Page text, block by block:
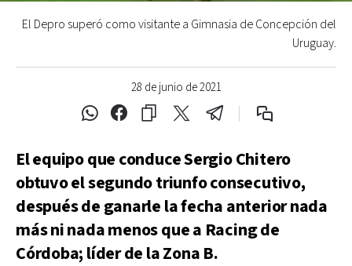
28 de junio de 2021
El Depro superó como visitante a Gimnasia de Concepción del
Uruguay.
El equipo que conduce Sergio Chitero
obtuvo el segundo triunfo consecutivo,
después de ganarle la fecha anterior nada
más ni nada menos que a Racing de
Córdoba; líder de la Zona B.